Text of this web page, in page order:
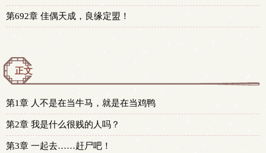
第692章 佳偶天成，良缘定盟！
正文
第1章 人不是在当牛马，就是在当鸡鸭
第2章 我是什么很贱的人吗？
第3章 一起去……赶尸吧！